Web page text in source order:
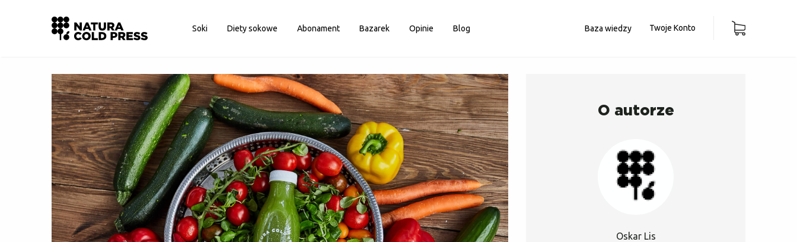
Logowanie
Nie pamiętasz hasła? Zapamiętaj mnie Nie masz konta?Zarejestruj się
Soki Diety sokowe Abonament Bazarek Opinie Blog Baza wiedzy Twoje Konto
O autorze
Oskar Lis